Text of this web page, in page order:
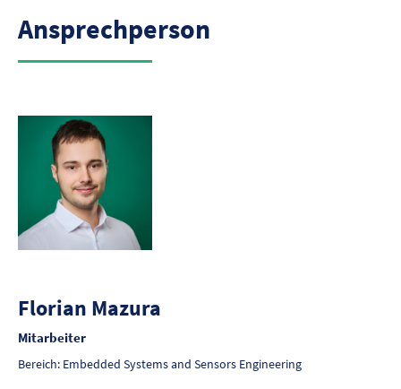
Ansprechperson
Florian Mazura
Mitarbeiter
Bereich: Embedded Systems and Sensors Engineering